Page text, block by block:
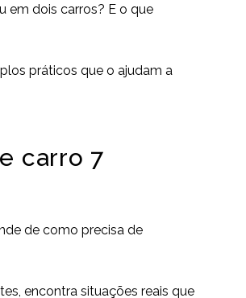
em dois carros? E o que
práticos que o ajudam a
carro 7
de como precisa de
encontra situações reais que